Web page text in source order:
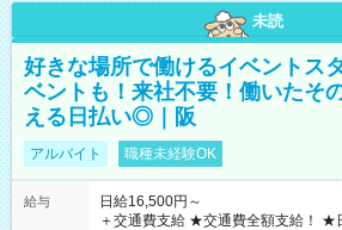
未読
好きな場所で働けるイベントス
ベントも！来社不要！働いたそ
える日払い◎｜阪
アルバイト 職種未経験OK
給与
日給16,500円～
＋交通費支給 ★交通費全額支給！ ★日払いOK！（規定あり） ┗